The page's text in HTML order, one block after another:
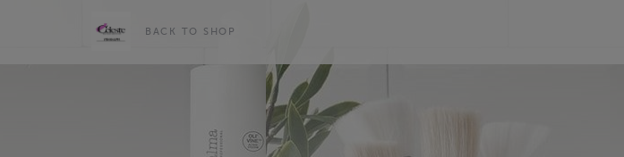
BACK TO SHOP